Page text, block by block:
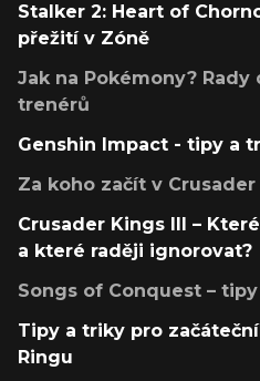
Stalker 2: Heart of
přežití v Zóně
Jak na Pokémony?
trenérů
Genshin Impact - tipy a
Za koho začít v
Crusader Kings III –
a které raději ignorovat?
Songs of Conquest –
Tipy a triky pro
Ringu